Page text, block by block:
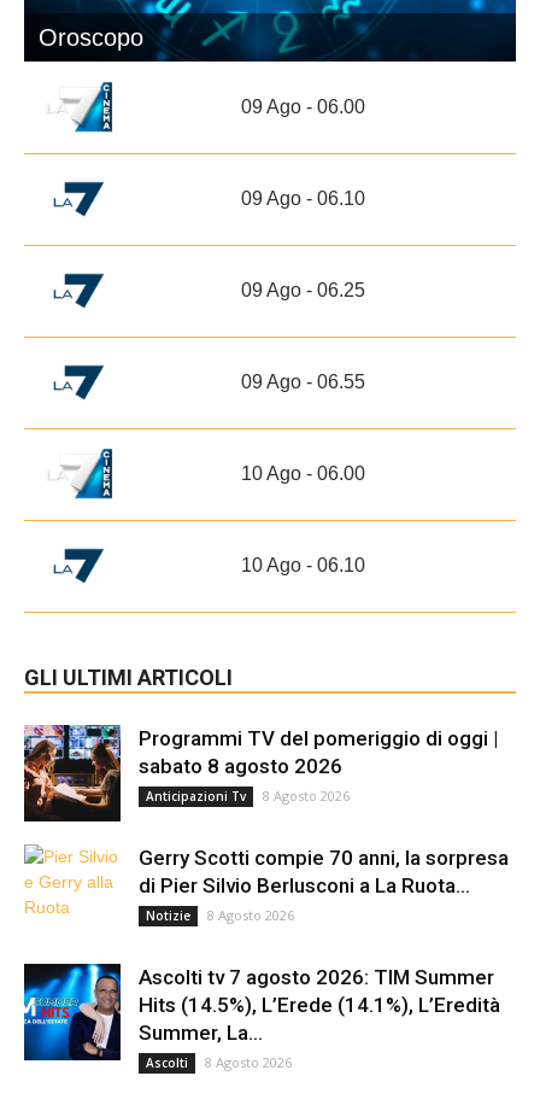
Oroscopo
09 Ago - 06.00
09 Ago - 06.10
09 Ago - 06.25
09 Ago - 06.55
10 Ago - 06.00
10 Ago - 06.10
GLI ULTIMI ARTICOLI
Programmi TV del pomeriggio di oggi |
sabato 8 agosto 2026
Anticipazioni Tv 8 Agosto 2026
Gerry Scotti compie 70 anni, la sorpresa
di Pier Silvio Berlusconi a La Ruota...
Notizie 8 Agosto 2026
Ascolti tv 7 agosto 2026: TIM Summer
Hits (14.5%), L’Erede (14.1%), L’Eredità
Summer, La...
Ascolti 8 Agosto 2026